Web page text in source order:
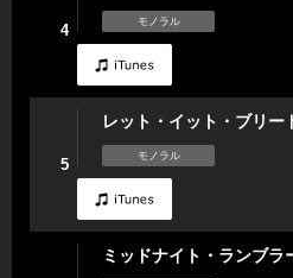
4 モノラル
5
レット・イット・ブリー
モノラル
ミッドナイト・ランブラ